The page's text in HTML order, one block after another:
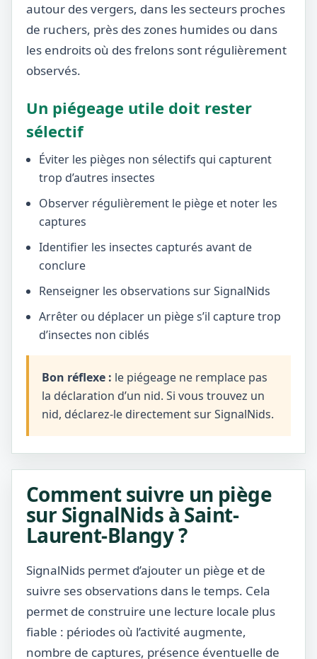
autour des vergers, dans les secteurs proches
de ruchers, près des zones humides ou dans
les endroits où des frelons sont régulièrement
observés.
Un piégeage utile doit rester
sélectif
Éviter les pièges non sélectifs qui capturent
trop d’autres insectes
Observer régulièrement le piège et noter les
captures
Identifier les insectes capturés avant de
conclure
Renseigner les observations sur SignalNids
Arrêter ou déplacer un piège s’il capture trop
d’insectes non ciblés
Bon réflexe : le piégeage ne remplace pas
la déclaration d’un nid. Si vous trouvez un
nid, déclarez-le directement sur SignalNids.
Comment suivre un piège
sur SignalNids à Saint-
Laurent-Blangy ?
SignalNids permet d’ajouter un piège et de
suivre ses observations dans le temps. Cela
permet de construire une lecture locale plus
fiable : périodes où l’activité augmente,
nombre de captures, présence éventuelle de